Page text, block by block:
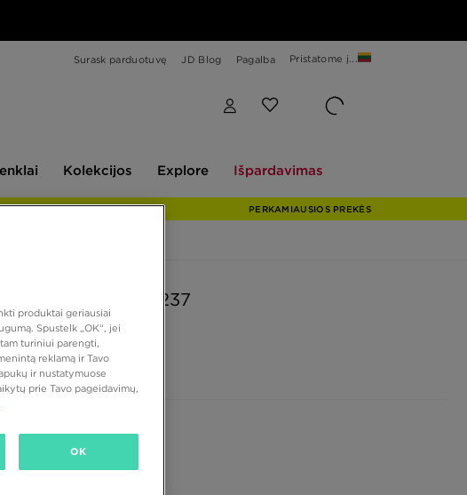
Surask parduotuvę JD Blog Pagalba Pristatome į...
Kolekcijos Explore Išpardavimas
PERKAMIAUSIOS PREKĖS
NEW BALANCE 237
90,00 €
produktai geriausiai
Spustelk „OK“, jei
turiniui parengti,
reklamą ir Tavo
ir nustatymuose
prie Tavo pageidavimų,
OK